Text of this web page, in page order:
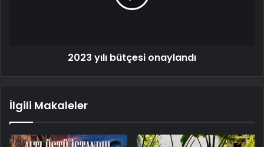
2023 yılı bütçesi onaylandı
İlgili Makaleler